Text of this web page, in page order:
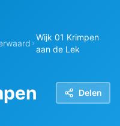
Wijk 01 Krimpen
aan de Lek
Delen